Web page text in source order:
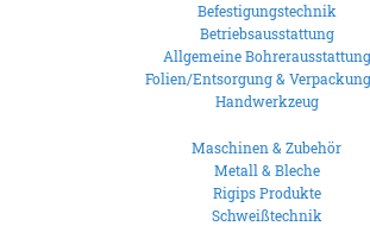
Befestigungstechnik
Betriebsausstattung
Allgemeine Bohrerausstattung
Folien/Entsorgung &
Handwerkzeug
Maschinen & Zubehör
Metall & Bleche
Rigips Produkte
Schweißtechnik